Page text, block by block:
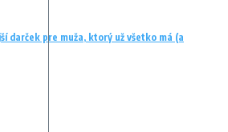
darček pre muža, ktorý už všetko má (a